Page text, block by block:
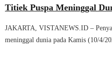
Titiek Puspa Meninggal
JAKARTA, VISTANEWS.ID –
meninggal dunia pada Kamis (10/4/